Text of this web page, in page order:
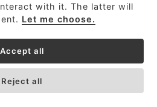
(NEMS) FTIR analyzátor
with it. The latter will
Let me choose.
Accept all
Reject all